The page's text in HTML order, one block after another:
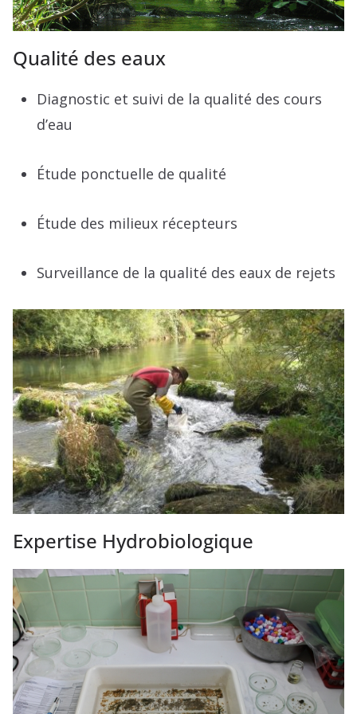
Qualité des eaux
Diagnostic et suivi de la qualité des cours
d’eau
Étude ponctuelle de qualité
Étude des milieux récepteurs
Surveillance de la qualité des eaux de rejets
Expertise Hydrobiologique